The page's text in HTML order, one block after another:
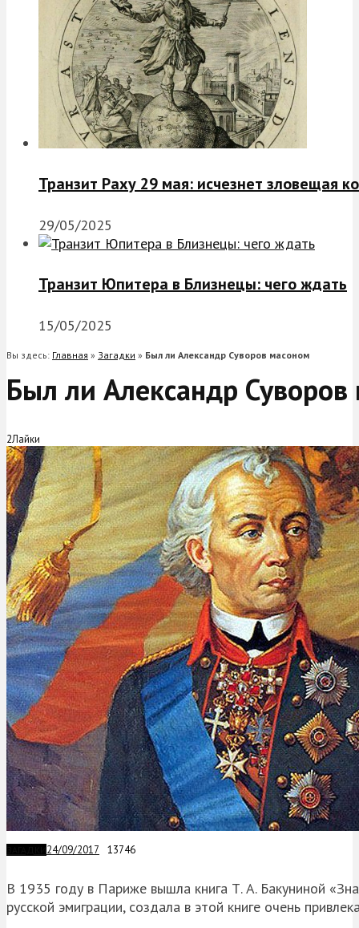
Транзит Раху 29 мая: исчезнет зловещая
29/05/2025
Транзит Юпитера в Близнецы: чего ждать
15/05/2025
Вы здесь: Главная » Загадки » Был ли Александр Суворов масоном
Был ли Александр
2Лайки
24/09/2017 13746
В 1935 году в Париже вышла книга Т. А. Бакуниной
русской эмиграции, создала в этой книге очень